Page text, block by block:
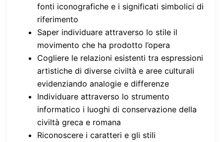
fonti iconografiche e i significati simbolici di
riferimento
Saper individuare attraverso lo stile il
movimento che ha prodotto l’opera
Cogliere le relazioni esistenti tra espressioni
artistiche di diverse civiltà e aree culturali
evidenziando analogie e differenze
Individuare attraverso lo strumento
informatico i luoghi di conservazione della
civiltà greca e romana
Riconoscere i caratteri e gli stili